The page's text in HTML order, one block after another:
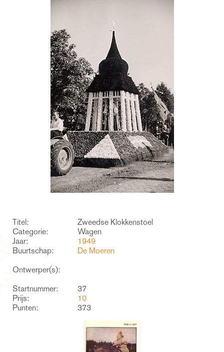
Titel:
Zweedse Klokkenstoel
Categorie:
Wagen
Jaar:
1949
Buurtschap:
De Moeren
Ontwerper(s):
Startnummer:
37
Prijs:
10
Punten:
373